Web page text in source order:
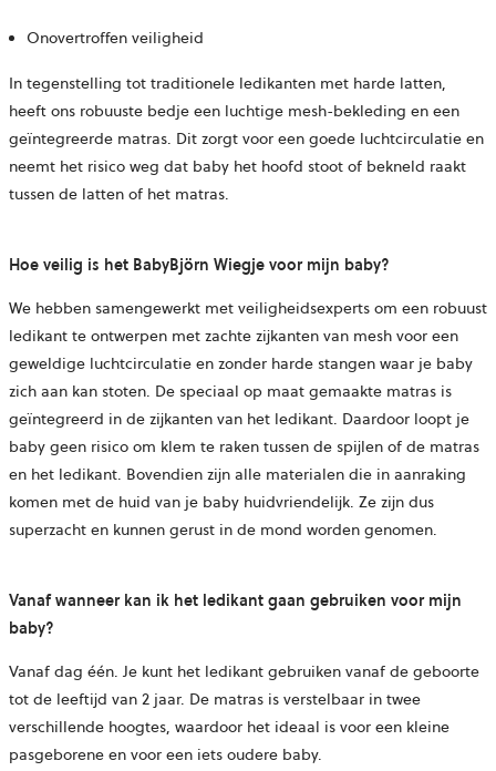
Onovertroffen veiligheid
In tegenstelling tot traditionele ledikanten met harde latten,
heeft ons robuuste bedje een luchtige mesh-bekleding en een
geïntegreerde matras. Dit zorgt voor een goede luchtcirculatie en
neemt het risico weg dat baby het hoofd stoot of bekneld raakt
tussen de latten of het matras.
Hoe veilig is het BabyBjörn Wiegje voor mijn baby?
We hebben samengewerkt met veiligheidsexperts om een robuust
ledikant te ontwerpen met zachte zijkanten van mesh voor een
geweldige luchtcirculatie en zonder harde stangen waar je baby
zich aan kan stoten. De speciaal op maat gemaakte matras is
geïntegreerd in de zijkanten van het ledikant. Daardoor loopt je
baby geen risico om klem te raken tussen de spijlen of de matras
en het ledikant. Bovendien zijn alle materialen die in aanraking
komen met de huid van je baby huidvriendelijk. Ze zijn dus
superzacht en kunnen gerust in de mond worden genomen.
Vanaf wanneer kan ik het ledikant gaan gebruiken voor mijn
baby?
Vanaf dag één. Je kunt het ledikant gebruiken vanaf de geboorte
tot de leeftijd van 2 jaar. De matras is verstelbaar in twee
verschillende hoogtes, waardoor het ideaal is voor een kleine
pasgeborene en voor een iets oudere baby.